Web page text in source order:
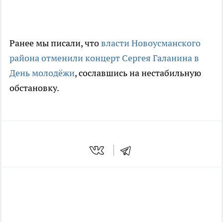
Ранее мы писали, чтовласти Новоусманского
района отменили концерт Сергея Галанина в
День молодёжи, сославшись на нестабильную
обстановку.